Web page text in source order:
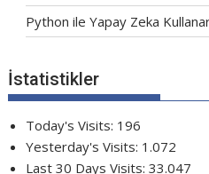
Python ile Yapay Zeka
İstatistikler
Today's Visits: 196
Yesterday's Visits: 1.072
Last 30 Days Visits:33.047